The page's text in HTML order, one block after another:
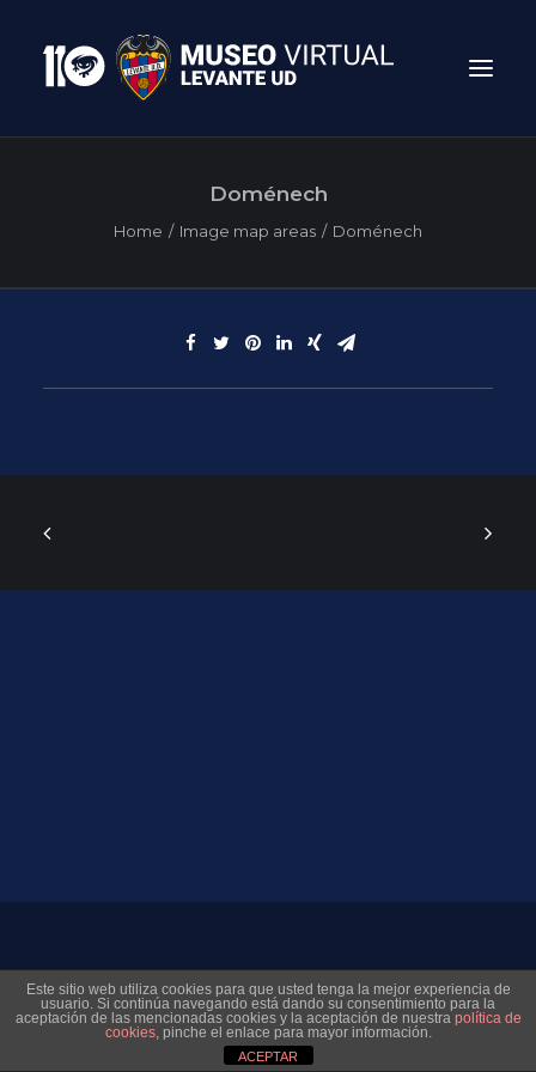
Doménech
Home Image map areas Doménech
© 2026 Museo Virtual Levante UD. All rights reserved
Este sitio web utiliza cookies para que usted tenga la mejor experiencia de
usuario. Si continúa navegando está dando su consentimiento para la
aceptación de las mencionadas cookies y la aceptación de nuestra política de
cookies, pinche el enlace para mayor información.
ACEPTAR